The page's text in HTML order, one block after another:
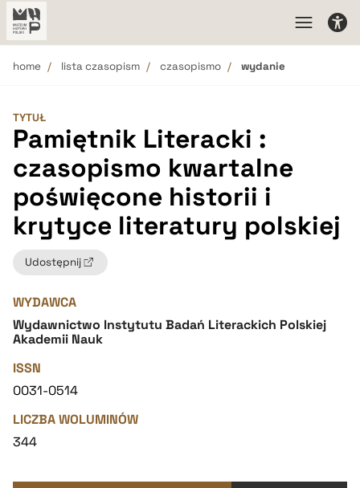
home lista czasopism czasopismo wydanie
TYTUŁ
Pamiętnik Literacki :
czasopismo kwartalne
poświęcone historii i
krytyce literatury polskiej
Udostępnij
WYDAWCA
Wydawnictwo Instytutu Badań Literackich Polskiej
Akademii Nauk
ISSN
0031-0514
LICZBA WOLUMINÓW
344